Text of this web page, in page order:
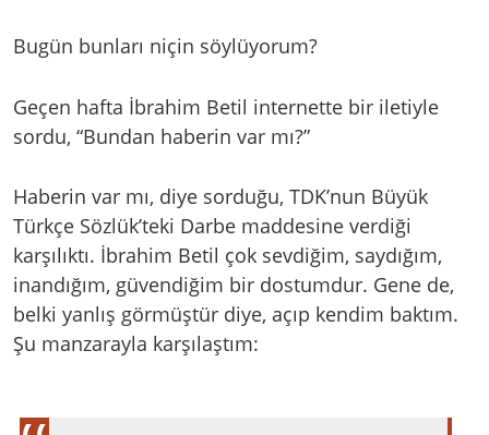
Bugün bunları niçin söylüyorum?
Geçen hafta İbrahim Betil internette bir iletiyle
sordu, “Bundan haberin var mı?”
Haberin var mı, diye sorduğu, TDK’nun Büyük
Türkçe Sözlük’teki Darbe maddesine verdiği
karşılıktı. İbrahim Betil çok sevdiğim, saydığım,
inandığım, güvendiğim bir dostumdur. Gene de,
belki yanlış görmüştür diye, açıp kendim baktım.
Şu manzarayla karşılaştım: